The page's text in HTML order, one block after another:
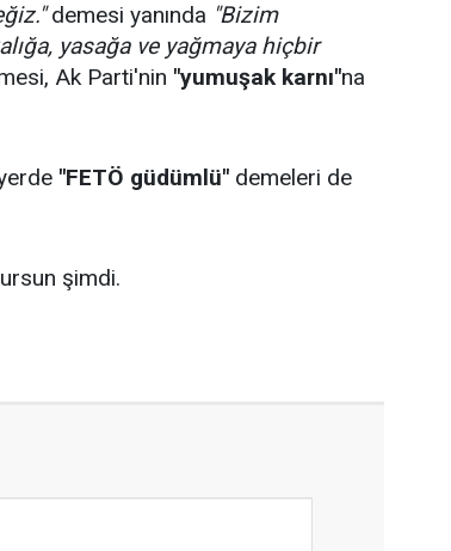
demesi yanında "Bizim
yasağa ve yağmaya hiçbir
Ak Parti'nin "yumuşak karnı"na
"FETÖ güdümlü" demeleri de
şimdi.